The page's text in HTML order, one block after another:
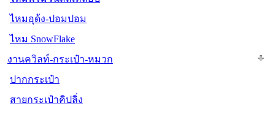
ไหมอุด้ง-ปอมปอม
ไหม SnowFlake
งานควิลท์-กระเป๋า-หมวก
ปากกระเป๋า
สายกระเป๋าคิปลิ่ง